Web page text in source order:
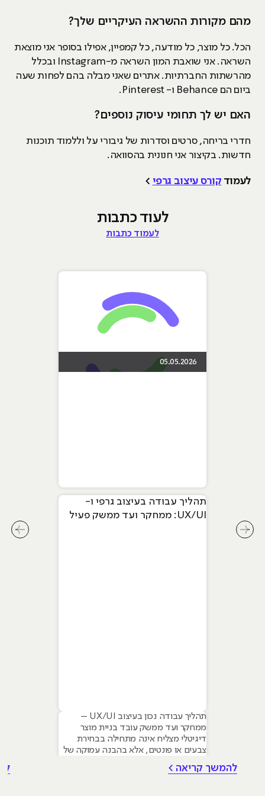
מהם מקורות ההשראה העיקריים שלך?
הכל. כל מוצר, כל מודעה, כל קמפיין, אפילו בסופר אני מוצאת
השראה. אני שואבת המון השראה מ-Instagram ובכלל
מהרשתות החברתיות. אתרים שאני מבלה בהם לפחות שעה
ביום הם Behance ו- Pinterest.
האם יש לך תחומי עיסוק נוספים?
חדרי בריחה, סרטים וסדרות של גיבורי על וללמוד תוכנות
חדשות. בקיצור אני חנונית בהסוואה.
לעמוד קורס עיצוב גרפי >
לעוד כתבות
לעמוד כתבות
05.05.2026
תהליך עבודה בעיצוב גרפי ו-
UX/UI: ממחקר ועד ממשק פעיל
תהליך עבודה נכון בעיצוב UX/UI –
ממחקר ועד ממשק עובד בניית מוצר
דיגיטלי מצליח אינה מתחילה בבחירת
צבעים או פונטים, אלא בהבנה עמוקה של
להמשך קריאה >
לחץ לחץ לשיקופית קודמת בסליידר מאמרים